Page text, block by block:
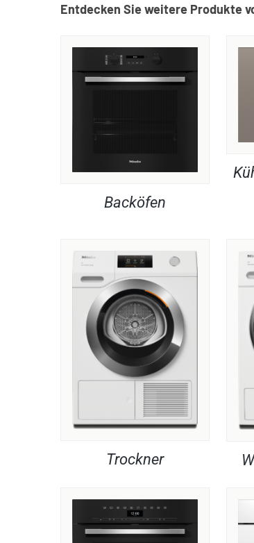
Entdecken Sie weitere Produkte
Backöfen
Trockner